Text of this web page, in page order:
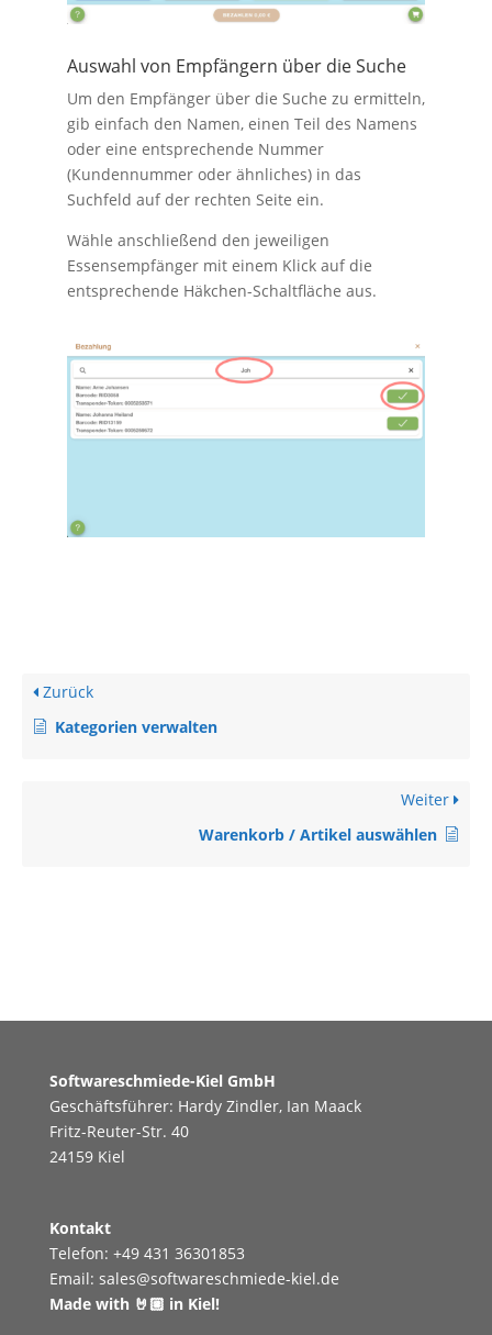
Auswahl von Empfängern über die Suche
Um den Empfänger über die Suche zu ermitteln,
gib einfach den Namen, einen Teil des Namens
oder eine entsprechende Nummer
(Kundennummer oder ähnliches) in das
Suchfeld auf der rechten Seite ein.
Wähle anschließend den jeweiligen
Essensempfänger mit einem Klick auf die
entsprechende Häkchen-Schaltfläche aus.
Zurück
Kategorien verwalten
Weiter
Warenkorb / Artikel auswählen
Softwareschmiede-Kiel GmbH
Geschäftsführer: Hardy Zindler, Ian Maack
Fritz-Reuter-Str. 40
24159 Kiel
Kontakt
Telefon: +49 431 36301853
Email: sales@softwareschmiede-kiel.de
Made with 🤘🏼 in Kiel!